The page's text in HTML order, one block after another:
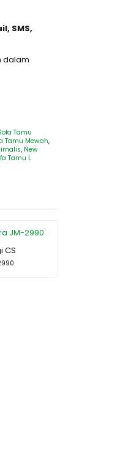
SMS,
dalam
Tamu
Tamu Mewah,
, New
Tamu L
JM-2990
CS